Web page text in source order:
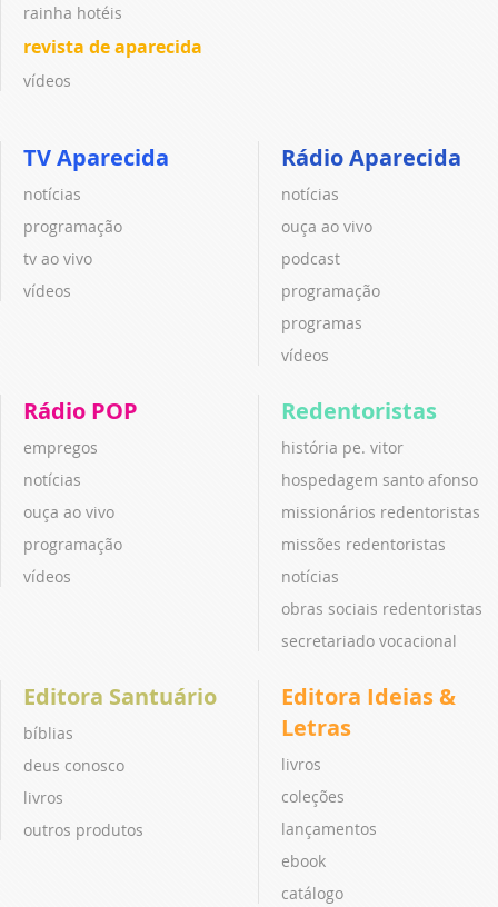
rainha hotéis
revista de aparecida
vídeos
TV Aparecida
notícias
programação
tv ao vivo
vídeos
Rádio Aparecida
notícias
ouça ao vivo
podcast
programação
programas
vídeos
Rádio POP
empregos
notícias
ouça ao vivo
programação
vídeos
Redentoristas
história pe. vitor
hospedagem santo afonso
missionários redentoristas
missões redentoristas
notícias
obras sociais redentoristas
secretariado vocacional
Editora Santuário
bíblias
deus conosco
livros
outros produtos
Editora Ideias &
Letras
livros
coleções
lançamentos
ebook
catálogo